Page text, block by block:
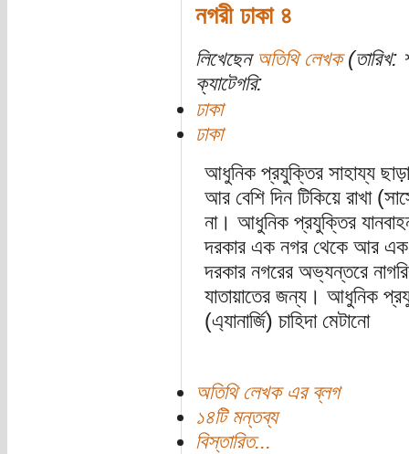
নগরী ঢাকা ৪
লিখেছেন অতিথি লেখক(তারিখ:
ক্যাটেগরি:
ঢাকা
ঢাকা
আধুনিক প্রযুক্তির সাহায্য
আর বেশি দিন টিকিয়ে রাখা
না। আধুনিক প্রযুক্তির
দরকার এক নগর থেকে আর এক
দরকার নগরের অভ্যন্তরে
যাতায়াতের জন্য। আধুনিক
(এ্যানার্জি) চাহিদা মেটানো
অতিথি লেখক এর ব্লগ
১৪টি মন্তব্য
বিস্তারিত...